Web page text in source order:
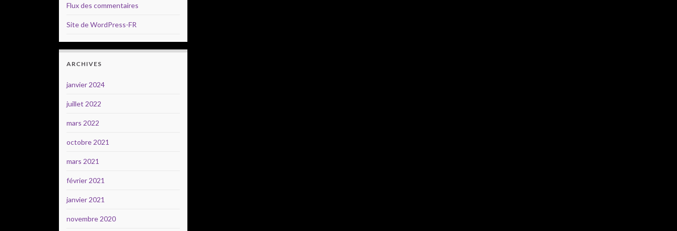
Flux des commentaires
Site de WordPress-FR
ARCHIVES
janvier 2024
juillet 2022
mars 2022
octobre 2021
mars 2021
février 2021
janvier 2021
novembre 2020